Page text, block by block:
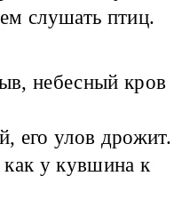
слушать птиц.
небесный кров
его улов дрожит.
у кувшина к